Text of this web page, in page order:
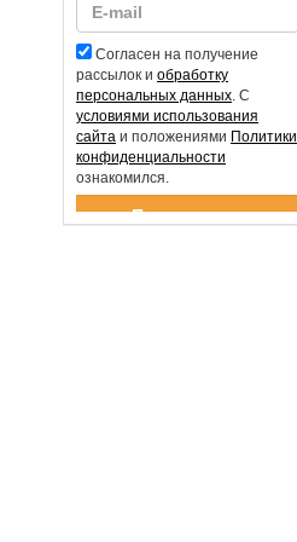
Согласен на получение
рассылок и обработку
персональных данных. С
условиями использования
сайта и положениями Политики
конфиденциальности
ознакомился.